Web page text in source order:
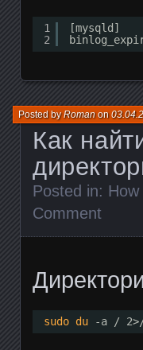
1
2
[mysqld]
Как
Posted byRomanon
Posted in: How
Comment
sudo du -a / 2>